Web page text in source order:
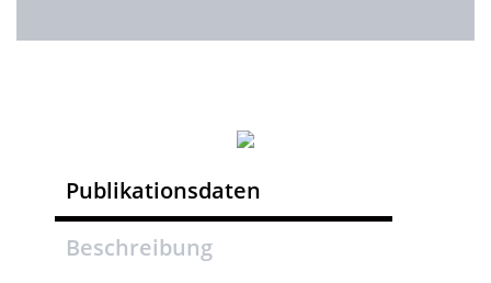
Publikationsdaten
Beschreibung